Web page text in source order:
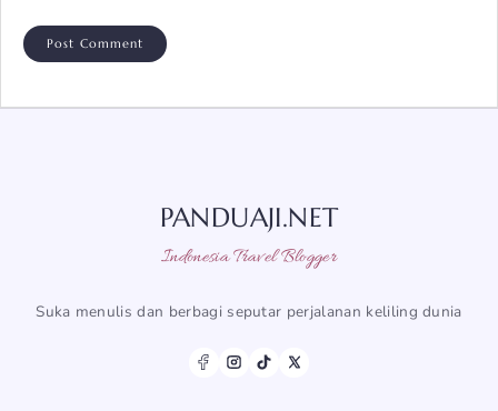
PANDUAJI.NET
Indonesia Travel Blogger
Suka menulis dan berbagi seputar perjalanan keliling dunia